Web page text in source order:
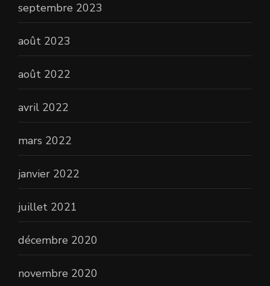
septembre 2023
août 2023
août 2022
avril 2022
mars 2022
janvier 2022
juillet 2021
décembre 2020
novembre 2020